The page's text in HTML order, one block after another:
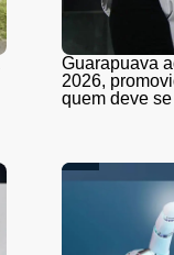
Guarapuava
2026,
quem deve